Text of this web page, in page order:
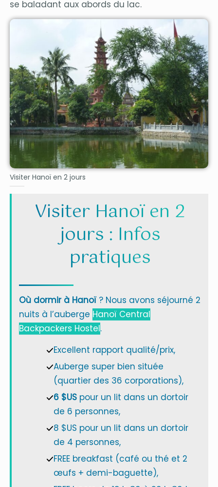
se baladant aux abords du lac.
Visiter Hanoï en 2 jours
Visiter Hanoï en 2
jours : Infos
pratiques
Où dormir à Hanoï? Nous avons séjourné 2
nuits à l’auberge Hanoï Central
Backpackers Hostel.
Excellent rapport qualité/prix,
Auberge super bien située
(quartier des 36 corporations),
6 $USpour un lit dans un dortoir
de 6 personnes,
8 $US pour un lit dans un dortoir
de 4 personnes,
FREE breakfast (café ou thé et 2
œufs + demi-baguette),